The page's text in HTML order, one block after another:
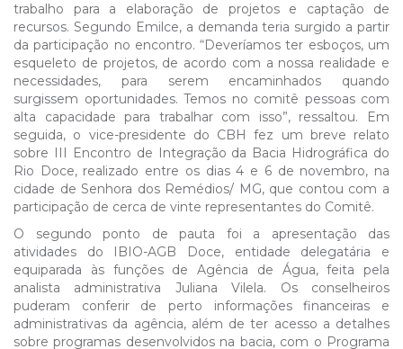
trabalho para a elaboração de projetos e captação de
recursos. Segundo Emilce, a demanda teria surgido a partir
da participação no encontro. “Deveríamos ter esboços, um
esqueleto de projetos, de acordo com a nossa realidade e
necessidades, para serem encaminhados quando
surgissem oportunidades. Temos no comitê pessoas com
alta capacidade para trabalhar com isso”, ressaltou. Em
seguida, o vice-presidente do CBH fez um breve relato
sobre III Encontro de Integração da Bacia Hidrográfica do
Rio Doce, realizado entre os dias 4 e 6 de novembro, na
cidade de Senhora dos Remédios/ MG, que contou com a
participação de cerca de vinte representantes do Comitê.
O segundo ponto de pauta foi a apresentação das
atividades do IBIO-AGB Doce, entidade delegatária e
equiparada às funções de Agência de Água, feita pela
analista administrativa Juliana Vilela. Os conselheiros
puderam conferir de perto informações financeiras e
administrativas da agência, além de ter acesso a detalhes
sobre programas desenvolvidos na bacia, com o Programa